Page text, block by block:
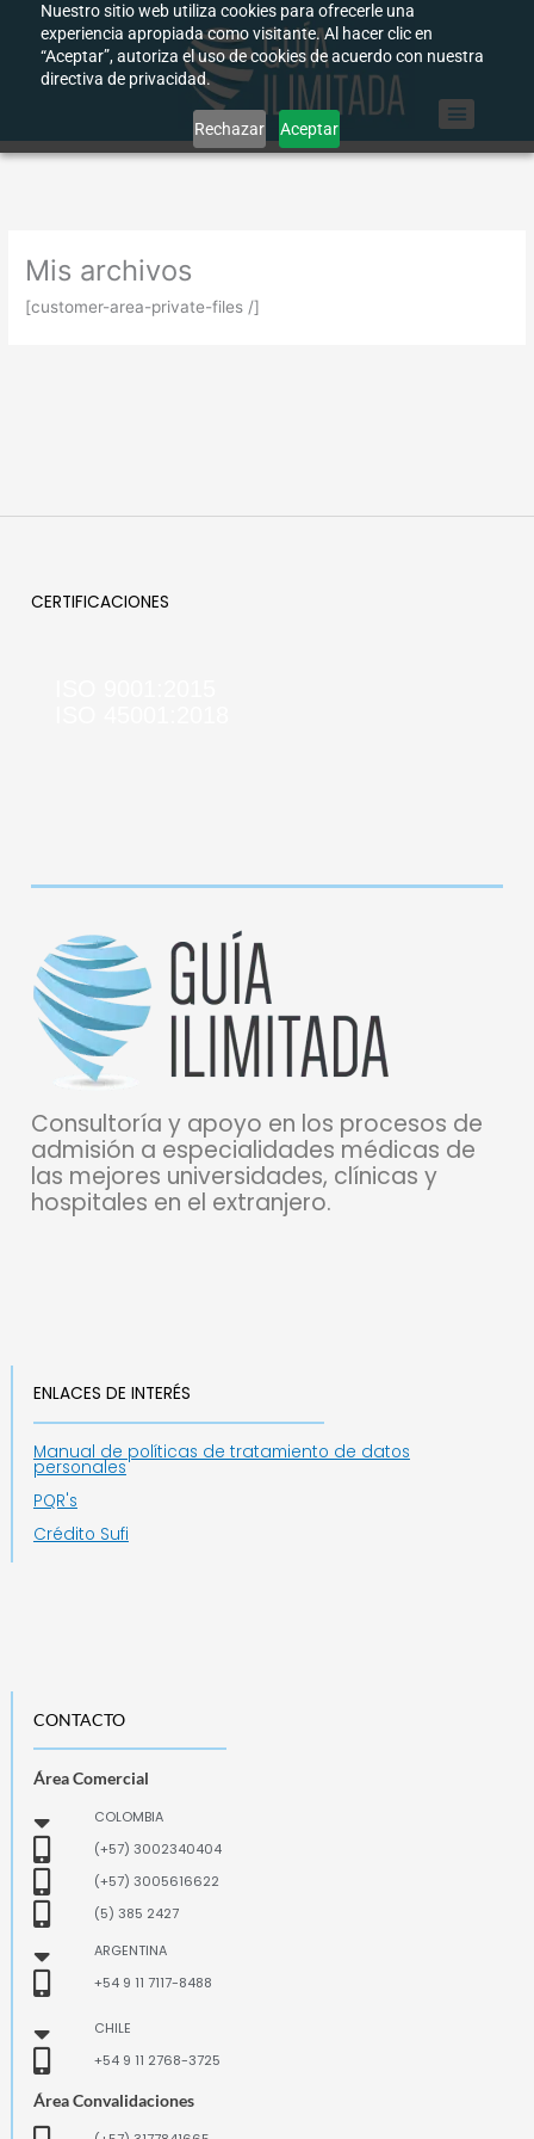
Nuestro sitio web utiliza cookies para ofrecerle una
experiencia apropiada como visitante. Al hacer clic en
“Aceptar”, autoriza el uso de cookies de acuerdo con nuestra
directiva de privacidad.
Rechazar Aceptar
contenido
Mis archivos
[customer-area-private-files /]
CERTIFICACIONES
Consultoría y apoyo en los procesos de
admisión a especialidades médicas de
las mejores universidades, clínicas y
hospitales en el extranjero.
ENLACES DE INTERÉS
Manual de políticas de tratamiento de datos
personales
PQR's
Crédito Sufi
CONTACTO
Área Comercial
COLOMBIA
(+57) 3002340404
(+57) 3005616622
(5) 385 2427
ARGENTINA
+54 9 11 7117-8488
CHILE
+54 9 11 2768-3725
Área Convalidaciones